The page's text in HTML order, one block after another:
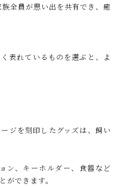
全員が思い出を共有でき、癒
表れているものを選ぶと、よ
ジを刻印したグッズは、飼い
ン、キーホルダー、食器など
ができます。